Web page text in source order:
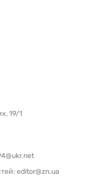
19/1
editor@zn.ua